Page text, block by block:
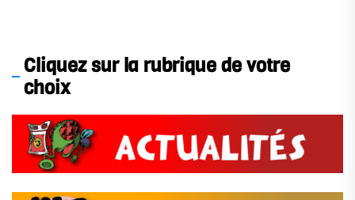
Cliquez sur la rubrique de votre
choix